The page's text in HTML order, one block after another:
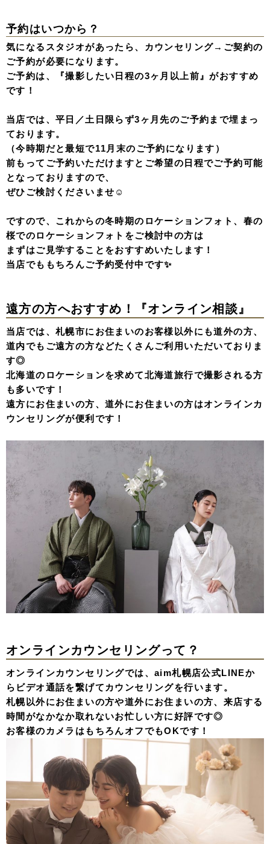
予約はいつから？
気になるスタジオがあったら、カウンセリング→ご契約の
ご予約が必要になります。
ご予約は、『撮影したい日程の3ヶ月以上前』がおすすめ
です！
当店では、平日／土日限らず3ヶ月先のご予約まで埋まっ
ております。
（今時期だと最短で11月末のご予約になります）
前もってご予約いただけますとご希望の日程でご予約可能
となっておりますので、
ぜひご検討くださいませ☺︎
ですので、これからの冬時期のロケーションフォト、春の
桜でのロケーションフォトをご検討中の方は
まずはご見学することをおすすめいたします！
当店でももちろんご予約受付中です✨
遠方の方へおすすめ！『オンライン相談』
当店では、札幌市にお住まいのお客様以外にも道外の方、
道内でもご遠方の方などたくさんご利用いただいておりま
す◎
北海道のロケーションを求めて北海道旅行で撮影される方
も多いです！
遠方にお住まいの方、道外にお住まいの方はオンラインカ
ウンセリングが便利です！
オンラインカウンセリングって？
オンラインカウンセリングでは、aim札幌店公式LINEか
らビデオ通話を繋げてカウンセリングを行います。
札幌以外にお住まいの方や道外にお住まいの方、来店する
時間がなかなか取れないお忙しい方に好評です◎
お客様のカメラはもちろんオフでもOKです！